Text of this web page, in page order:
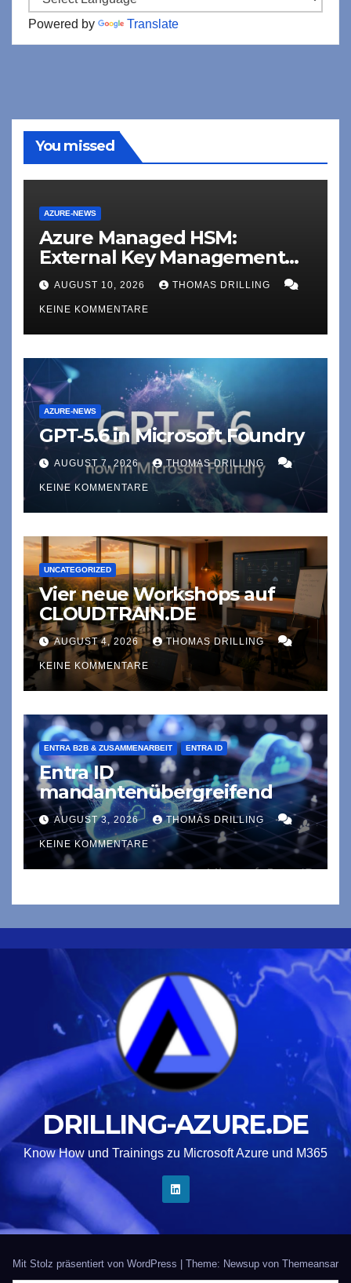
Powered by Translate
You missed
AZURE-NEWS
Azure Managed HSM:
External Key Management
jetzt in Public Preview
AUGUST 10, 2026 THOMAS DRILLING
KEINE KOMMENTARE
AZURE-NEWS
GPT-5.6 in Microsoft Foundry
AUGUST 7, 2026 THOMAS DRILLING
KEINE KOMMENTARE
UNCATEGORIZED
Vier neue Workshops auf
CLOUDTRAIN.DE
AUGUST 4, 2026 THOMAS DRILLING
KEINE KOMMENTARE
ENTRA B2B & ZUSAMMENARBEIT ENTRA ID
Entra ID
mandantenübergreifend
AUGUST 3, 2026 THOMAS DRILLING
KEINE KOMMENTARE
DRILLING-AZURE.DE
Know How und Trainings zu Microsoft Azure und M365
Mit Stolz präsentiert von WordPress Theme: Newsup von Themeansar